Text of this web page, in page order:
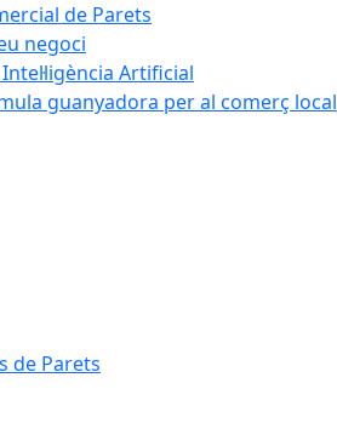
de Parets
negoci
Artificial
guanyadora per al comerç local
de Parets